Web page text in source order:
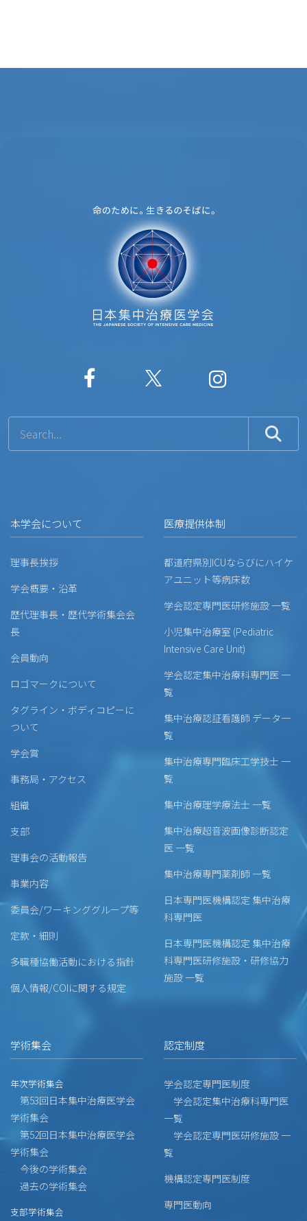
本学会について
理事長挨拶
学会概要・沿革
歴代理事長・歴代学術集会会
長
会員動向
ロゴマークについて
タグライン・ボディコピーに
ついて
学会賞
事務局・アクセス
組織
支部
理事会の活動報告
事業内容
委員会/ワーキンググループ等
定款・細則
多職種協働活動における指針
個人情報/COIに関する規定
医療提供体制
都道府県別ICUならびにハイケ
アユニット等病床数
学会認定専門医研修施設 一覧
小児集中治療室 (Pediatric
Intensive Care Unit)
学会認定集中治療科専門医 一
覧
集中治療認証看護師 データ一
覧
集中治療専門臨床工学技士 一
覧
集中治療理学療法士 一覧
集中治療超音波画像診断認定
医 一覧
集中治療専門薬剤師 一覧
日本専門医機構認定 集中治療
科専門医
日本専門医機構認定 集中治療
科専門医研修施設・研修協力
施設 一覧
学術集会
年次学術集会
第53回日本集中治療医学会
学術集会
第52回日本集中治療医学会
学術集会
今後の学術集会
過去の学術集会
支部学術集会
認定制度
学会認定専門医制度
学会認定集中治療科専門医
一覧
学会認定専門医研修施設 一
覧
機構認定専門医制度
専門医動向